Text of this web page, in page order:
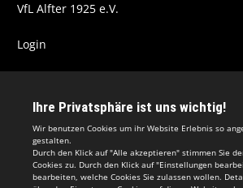
VfL Alfter 1925 e.V.
Login
Datenschutzerklärung
Teamsports 2
Dein Sportverein online